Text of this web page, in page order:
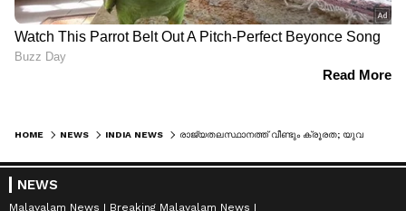
HOME NEWS INDIA NEWS
NEWS
Malayalam News
Breaking Malayalam News